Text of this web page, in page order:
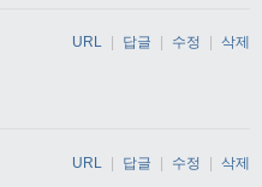
URL 답글 수정 삭제
URL | 답글 | 수정 | 삭제